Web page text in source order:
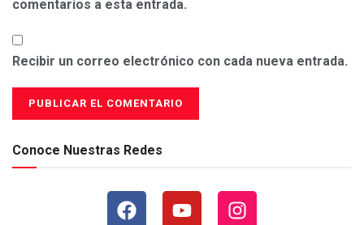
comentarios a esta entrada.
Recibir un correo electrónico con cada nueva entrada.
Conoce Nuestras Redes